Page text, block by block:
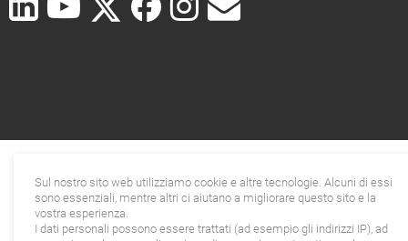
Sul nostro sito web utilizziamo cookie e altre tecnologie. Alcuni di essi
sono essenziali, mentre altri ci aiutano a migliorare questo sito e la
vostra esperienza.
I dati personali possono essere trattati (ad esempio gli indirizzi IP), ad